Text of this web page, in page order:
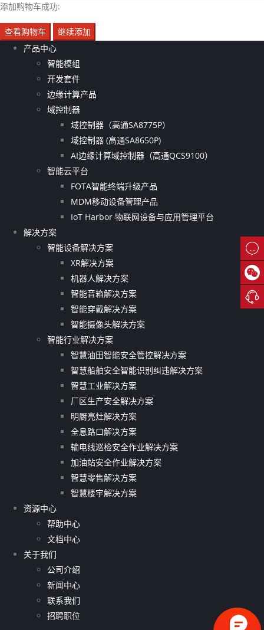
添加购物车成功:
查看购物车
继续添加
产品中心
智能模组
开发套件
边缘计算产品
域控制器
域控制器（高通SA8775P）
域控制器 (高通SA8650P)
AI边缘计算域控制器（高通QCS9100）
智能云平台
FOTA智能终端升级产品
MDM移动设备管理产品
IoT Harbor 物联网设备与应用管理平台
解决方案
智能设备解决方案
XR解决方案
机器人解决方案
智能音箱解决方案
智能穿戴解决方案
智能摄像头解决方案
智能行业解决方案
智慧油田智能安全管控解决方案
智慧船舶安全智能识别纠违解决方案
智慧工业解决方案
厂区生产安全解决方案
明厨亮灶解决方案
全息路口解决方案
输电线巡检安全作业解决方案
加油站安全作业解决方案
智慧零售解决方案
智慧楼宇解决方案
资源中心
帮助中心
文档中心
关于我们
公司介绍
新闻中心
联系我们
招聘职位


